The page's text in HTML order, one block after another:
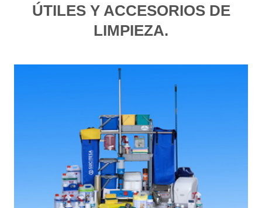
ÚTILES Y ACCESORIOS DE
LIMPIEZA.